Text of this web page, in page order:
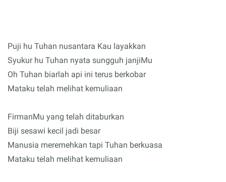
Puji hu Tuhan nusantara Kau layakkan
Syukur hu Tuhan nyata sungguh janjiMu
Oh Tuhan biarlah api ini terus berkobar
Mataku telah melihat kemuliaan
FirmanMu yang telah ditaburkan
Biji sesawi kecil jadi besar
Manusia meremehkan tapi Tuhan berkuasa
Mataku telah melihat kemuliaan